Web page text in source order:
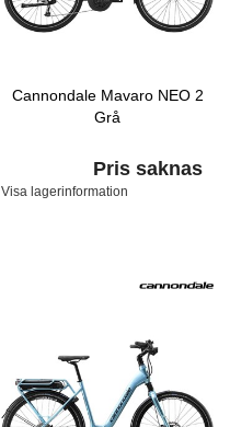
Cannondale Mavaro NEO 2
Grå
Pris saknas
Visa lagerinformation